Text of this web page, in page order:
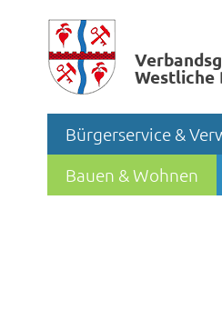
Westliche
Bürgerservice &
Bauen & Wohnen